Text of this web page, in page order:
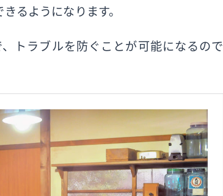
るようになります。
トラブルを防ぐことが可能になるので